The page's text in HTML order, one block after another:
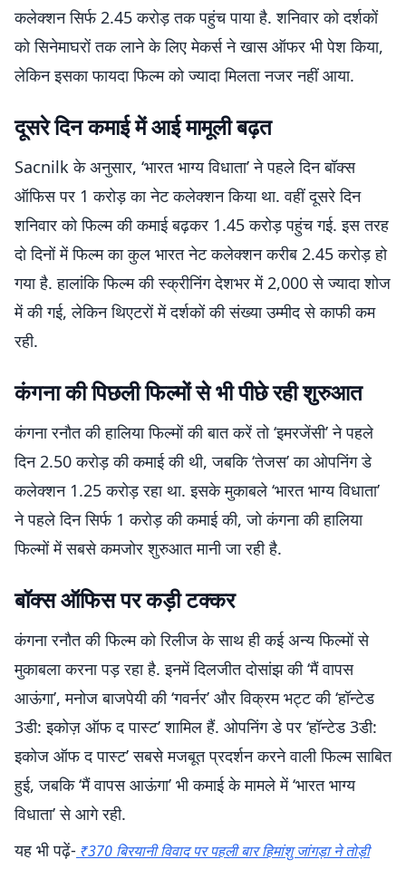
कलेक्शन सिर्फ 2.45 करोड़ तक पहुंच पाया है. शनिवार को दर्शकों
को सिनेमाघरों तक लाने के लिए मेकर्स ने खास ऑफर भी पेश किया,
लेकिन इसका फायदा फिल्म को ज्यादा मिलता नजर नहीं आया.
दूसरे दिन कमाई में आई मामूली बढ़त
Sacnilk के अनुसार, ‘भारत भाग्य विधाता’ ने पहले दिन बॉक्स
ऑफिस पर 1 करोड़ का नेट कलेक्शन किया था. वहीं दूसरे दिन
शनिवार को फिल्म की कमाई बढ़कर 1.45 करोड़ पहुंच गई. इस तरह
दो दिनों में फिल्म का कुल भारत नेट कलेक्शन करीब 2.45 करोड़ हो
गया है. हालांकि फिल्म की स्क्रीनिंग देशभर में 2,000 से ज्यादा शोज
में की गई, लेकिन थिएटरों में दर्शकों की संख्या उम्मीद से काफी कम
रही.
कंगना की पिछली फिल्मों से भी पीछे रही शुरुआत
कंगना रनौत की हालिया फिल्मों की बात करें तो ‘इमरजेंसी’ ने पहले
दिन 2.50 करोड़ की कमाई की थी, जबकि ‘तेजस’ का ओपनिंग डे
कलेक्शन 1.25 करोड़ रहा था. इसके मुकाबले ‘भारत भाग्य विधाता’
ने पहले दिन सिर्फ 1 करोड़ की कमाई की, जो कंगना की हालिया
फिल्मों में सबसे कमजोर शुरुआत मानी जा रही है.
बॉक्स ऑफिस पर कड़ी टक्कर
कंगना रनौत की फिल्म को रिलीज के साथ ही कई अन्य फिल्मों से
मुकाबला करना पड़ रहा है. इनमें दिलजीत दोसांझ की ‘मैं वापस
आऊंगा’, मनोज बाजपेयी की ‘गवर्नर’ और विक्रम भट्ट की ‘हॉन्टेड
3डी: इकोज़ ऑफ द पास्ट’ शामिल हैं. ओपनिंग डे पर ‘हॉन्टेड 3डी:
इकोज ऑफ द पास्ट’ सबसे मजबूत प्रदर्शन करने वाली फिल्म साबित
हुई, जबकि ‘मैं वापस आऊंगा’ भी कमाई के मामले में ‘भारत भाग्य
विधाता’ से आगे रही.
यह भी पढ़ें- ₹370 बिरयानी विवाद पर पहली बार हिमांशु जांगड़ा ने तोड़ी